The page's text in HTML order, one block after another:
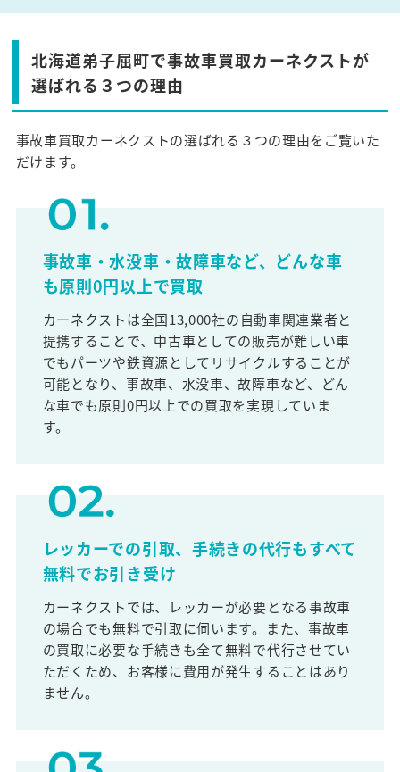
北海道弟子屈町で事故車買取カーネクストが
選ばれる３つの理由
事故車買取カーネクストの選ばれる３つの理由をご覧いた
だけます。
事故車・水没車・故障車など、どんな車
も原則0円以上で買取
カーネクストは全国13,000社の自動車関連業者と
提携することで、中古車としての販売が難しい車
でもパーツや鉄資源としてリサイクルすることが
可能となり、事故車、水没車、故障車など、どん
な車でも原則0円以上での買取を実現していま
す。
レッカーでの引取、手続きの代行もすべて
無料でお引き受け
カーネクストでは、レッカーが必要となる事故車
の場合でも無料で引取に伺います。また、事故車
の買取に必要な手続きも全て無料で代行させてい
ただくため、お客様に費用が発生することはあり
ません。